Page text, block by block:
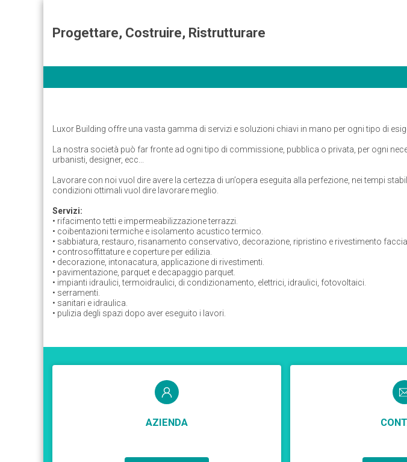
Progettare, Costruire, Ristrutturare
Luxor Building offre una vasta gamma di servizi e soluzioni chiavi in mano per ogni tipo di
La nostra società può far fronte ad ogni tipo di commissione, pubblica o privata, per ogni
urbanisti, designer, ecc...
Lavorare con noi vuol dire avere la certezza di un’opera eseguita alla perfezione, nei tempi
condizioni ottimali vuol dire lavorare meglio.
Servizi:
• rifacimento tetti e impermeabilizzazione terrazzi.
• coibentazioni termiche e isolamento acustico termico.
• sabbiatura, restauro, risanamento conservativo, decorazione, ripristino e rivestimento
• controsoffittature e coperture per edilizia.
• decorazione, intonacatura, applicazione di rivestimenti.
• pavimentazione, parquet e decapaggio parquet.
• impianti idraulici, termoidraulici, di condizionamento, elettrici, idraulici, fotovoltaici.
• serramenti.
• sanitari e idraulica.
• pulizia degli spazi dopo aver eseguito i lavori.
AZIENDA